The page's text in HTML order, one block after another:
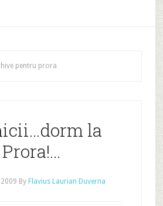
pentru prora
la
Prora!…
By Flavius Laurian Duverna